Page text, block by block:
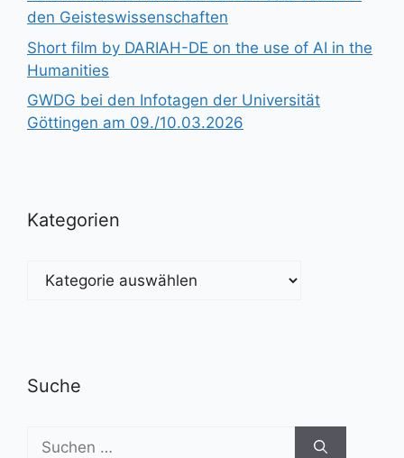
den Geisteswissenschaften
Short film by DARIAH-DE on the use of AI in the
Humanities
GWDG bei den Infotagen der Universität
Göttingen am 09./10.03.2026
Kategorien
Kategorien
Suche
Suchen